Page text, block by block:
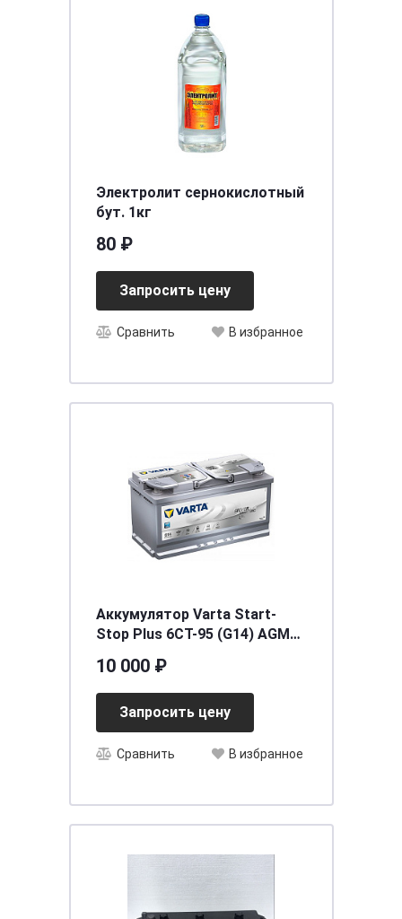
Электролит сернокислотный
бут. 1кг
80 ₽
Запросить цену
Сравнить В избранное
Аккумулятор Varta Start-
Stop Plus 6CT-95 (G14) AGM
10 000 ₽
Запросить цену
Сравнить В избранное